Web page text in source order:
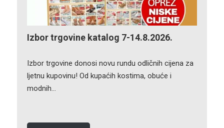
Izbor trgovine katalog 7-14.8.2026.
Izbor trgovine donosi novu rundu odličnih cijena za
ljetnu kupovinu! Od kupaćih kostima, obuće i
modnih…